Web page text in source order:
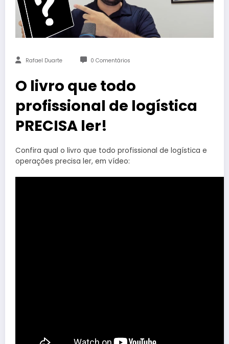
Rafael Duarte 0 Comentários
O livro que todo
profissional de logística
PRECISA ler!
Confira qual o livro que todo profissional de logística e
operações precisa ler, em vídeo: